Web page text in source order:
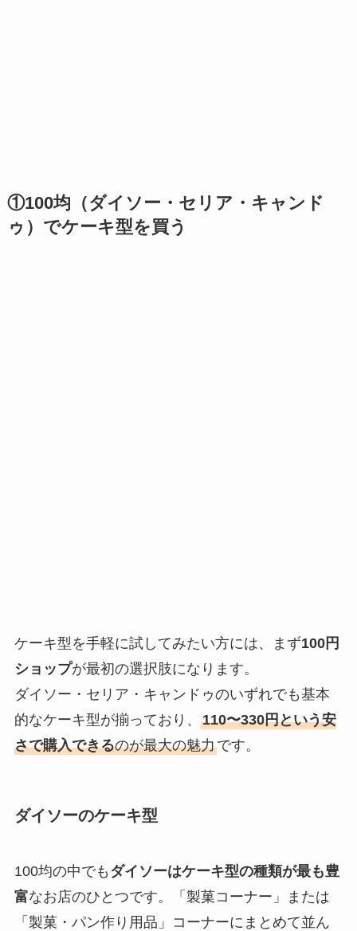
①100均（ダイソー・セリア・キャンド
ゥ）でケーキ型を買う
ケーキ型を手軽に試してみたい方には、まず100円
ショップが最初の選択肢になります。
ダイソー・セリア・キャンドゥのいずれでも基本
的なケーキ型が揃っており、 110〜330円という安
さで購入できるのが最大の魅力です。
ダイソーのケーキ型
100均の中でも ダイソーはケーキ型の種類が最も豊
富なお店のひとつです。「製菓コーナー」または
「製菓・パン作り用品」コーナーにまとめて並ん